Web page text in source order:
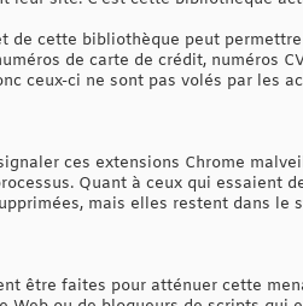
de cette bibliothèque peut
de carte de crédit, numéros
ceux-ci ne sont pas volés par les
ces extensions Chrome
Quant à ceux qui essaient
mais elles restent dans le
être faites pour atténuer cette